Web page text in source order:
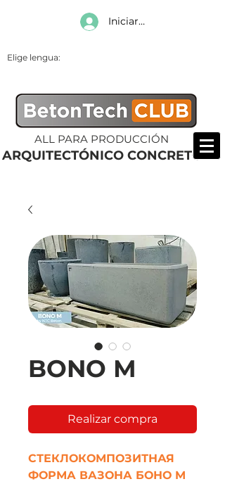
Iniciar sesión
Elige lengua:
ARQUITECTÓNICO CONCRETO
ALL PARA PRODUCCIÓN
BONO М
Realizar compra
СТЕКЛОКОМПОЗИТНАЯ
ФОРМА ВАЗОНА БОНО M